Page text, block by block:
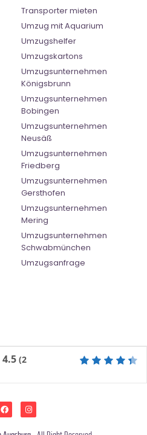
Transporter mieten
Umzug mit Aquarium
Umzugshelfer
Umzugskartons
Umzugsunternehmen
Königsbrunn
Umzugsunternehmen
Bobingen
Umzugsunternehmen
Neusäß
Umzugsunternehmen
Friedberg
Umzugsunternehmen
Gersthofen
Umzugsunternehmen
Mering
Umzugsunternehmen
Schwabmünchen
Umzugsanfrage
4.5 (2